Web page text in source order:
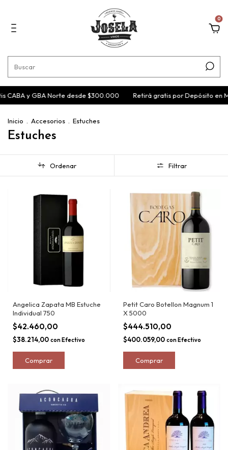
0
CABA y GBA Norte desde $300.000 Retirá gratis por Depósito en
Inicio Accesorios Estuches
Estuches
Ordenar Filtrar
Angelica Zapata MB Estuche
Individual 750
$42.460,00
$38.214,00 conEfectivo
Petit Caro Botellon Magnum 1
X 5000
$444.510,00
$400.059,00 conEfectivo